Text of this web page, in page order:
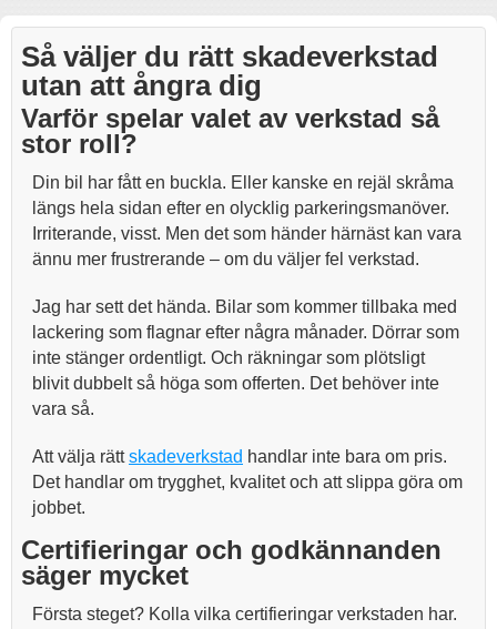
Så väljer du rätt skadeverkstad
utan att ångra dig
Varför spelar valet av verkstad så
stor roll?
Din bil har fått en buckla. Eller kanske en rejäl skråma
längs hela sidan efter en olycklig parkeringsmanöver.
Irriterande, visst. Men det som händer härnäst kan vara
ännu mer frustrerande – om du väljer fel verkstad.
Jag har sett det hända. Bilar som kommer tillbaka med
lackering som flagnar efter några månader. Dörrar som
inte stänger ordentligt. Och räkningar som plötsligt
blivit dubbelt så höga som offerten. Det behöver inte
vara så.
Att välja rättskadeverkstad handlar inte bara om pris.
Det handlar om trygghet, kvalitet och att slippa göra om
jobbet.
Certifieringar och godkännanden
säger mycket
Första steget? Kolla vilka certifieringar verkstaden har.